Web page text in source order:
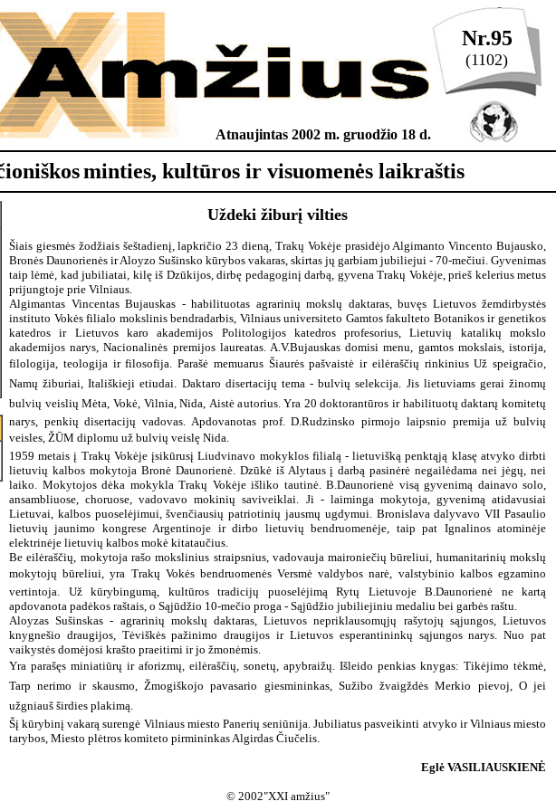
Atnaujintas 2002 m. gruodžio 18 d.
Nr.95
(1102)
minties, kultūros ir visuomenės laikraštis
Uždeki žiburį vilties
Šiais giesmės žodžiais šeštadienį, lapkričio 23 dieną, Trakų Vokėje prasidėjo Algimanto Vincento Bujausko,
Bronės Daunorienės ir Aloyzo Sušinsko kūrybos vakaras, skirtas jų garbiam jubiliejui - 70-mečiui. Gyvenimas
taip lėmė, kad jubiliatai, kilę iš Dzūkijos, dirbę pedagoginį darbą, gyvena Trakų Vokėje, prieš kelerius metus
prijungtoje prie Vilniaus.
Algimantas Vincentas Bujauskas - habilituotas agrarinių mokslų daktaras, buvęs Lietuvos žemdirbystės
instituto Vokės filialo mokslinis bendradarbis, Vilniaus universiteto Gamtos fakulteto Botanikos ir genetikos
katedros ir Lietuvos karo akademijos Politologijos katedros profesorius, Lietuvių katalikų mokslo
akademijos narys, Nacionalinės premijos laureatas. A.V.Bujauskas domisi menu, gamtos mokslais, istorija,
filologija, teologija ir filosofija. Parašė memuarus Šiaurės pašvaistė ir eilėraščių rinkinius Už speigračio,
Namų žiburiai, Itališkieji etiudai. Daktaro disertacijų tema - bulvių selekcija. Jis lietuviams gerai žinomų
bulvių veislių Mėta, Vokė, Vilnia, Nida, Aistė autorius. Yra 20 doktorantūros ir habilituotų daktarų komitetų
narys, penkių disertacijų vadovas. Apdovanotas prof. D.Rudzinsko pirmojo laipsnio premija už bulvių
veisles, ŽŪM diplomu už bulvių veislę Nida.
1959 metais į Trakų Vokėje įsikūrusį Liudvinavo mokyklos filialą - lietuvišką penktąją klasę atvyko dirbti
lietuvių kalbos mokytoja Bronė Daunorienė. Dzūkė iš Alytaus į darbą pasinėrė negailėdama nei jėgų, nei
laiko. Mokytojos dėka mokykla Trakų Vokėje išliko tautinė. B.Daunorienė visą gyvenimą dainavo solo,
ansambliuose, choruose, vadovavo mokinių saviveiklai. Ji - laiminga mokytoja, gyvenimą atidavusiai
Lietuvai, kalbos puoselėjimui, švenčiausių patriotinių jausmų ugdymui. Bronislava dalyvavo VII Pasaulio
lietuvių jaunimo kongrese Argentinoje ir dirbo lietuvių bendruomenėje, taip pat Ignalinos atominėje
elektrinėje lietuvių kalbos mokė kitataučius.
Be eilėraščių, mokytoja rašo mokslinius straipsnius, vadovauja maironiečių būreliui, humanitarinių mokslų
mokytojų būreliui, yra Trakų Vokės bendruomenės Versmė valdybos narė, valstybinio kalbos egzamino
vertintoja. Už kūrybingumą, kultūros tradicijų puoselėjimą Rytų Lietuvoje B.Daunorienė ne kartą
apdovanota padėkos raštais, o Sąjūdžio 10-mečio proga - Sąjūdžio jubiliejiniu medaliu bei garbės raštu.
Aloyzas Sušinskas - agrarinių mokslų daktaras, Lietuvos nepriklausomųjų rašytojų sąjungos, Lietuvos
knygnešio draugijos, Tėviškės pažinimo draugijos ir Lietuvos esperantininkų sąjungos narys. Nuo pat
vaikystės domėjosi krašto praeitimi ir jo žmonėmis.
Yra parašęs miniatiūrų ir aforizmų, eilėraščių, sonetų, apybraižų. Išleido penkias knygas: Tikėjimo tėkmė,
Tarp nerimo ir skausmo, Žmogiškojo pavasario giesmininkas, Sužibo žvaigždės Merkio pievoj, O jei
užgniauš širdies plakimą.
Šį kūrybinį vakarą surengė Vilniaus miesto Panerių seniūnija. Jubiliatus pasveikinti atvyko ir Vilniaus miesto
tarybos, Miesto plėtros komiteto pirmininkas Algirdas Čiučelis.
Eglė VASILIAUSKIENĖ
© 2002"XXI amžius"